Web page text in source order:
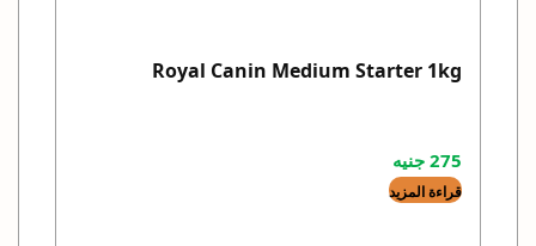
Royal Canin Medium Starter 1kg
275 جنيه
قراءة المزيد